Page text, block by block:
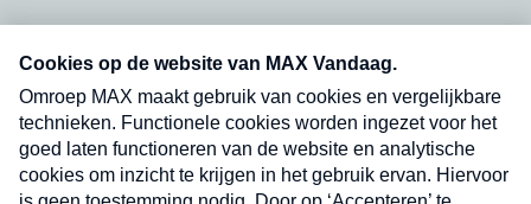
nieuwsbrief. Elke vrijdag- en dinsdagochtend in
uw mailbox.
Verzend